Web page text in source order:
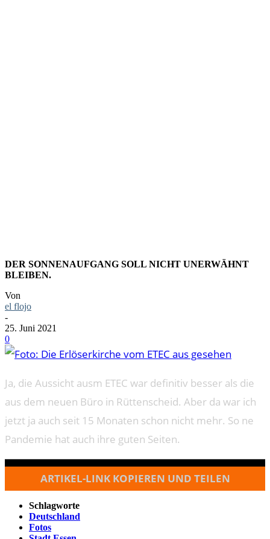
DER SONNENAUFGANG SOLL NICHT UNERWÄHNT
BLEIBEN.
Von
el flojo
-
25. Juni 2021
0
Ja, die Aussicht ausm ETEC war definitiv besser als die
aus dem neuen Büro in Rüttenscheid. Aber da war ich
jetzt ja auch seit 15 Monaten schon nicht mehr. So ne
Pandemie hat auch ihre guten Seiten.
ARTIKEL-LINK KOPIEREN UND TEILEN
Schlagworte
Deutschland
Fotos